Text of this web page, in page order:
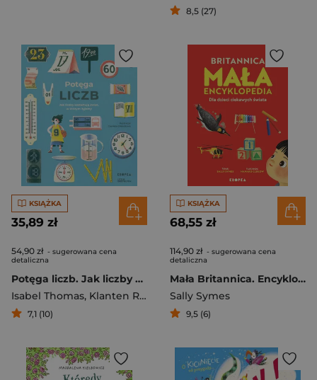
8,5 (27)
KSIĄŻKA
35,89 zł
54,90 zł - sugerowana cena
detaliczna
Potęga liczb. Jak liczby kształtują świat w którym żyjemy wyd. 2
Isabel Thomas, Klanten Robert ,Niebius Maria
7,1 (10)
KSIĄŻKA
68,55 zł
114,90 zł - sugerowana cena
detaliczna
Mała Britannica. Encyklopedia dla dzieci ciekawych dzieci
Sally Symes
9,5 (6)